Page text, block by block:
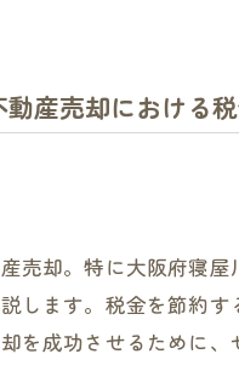
産売却における
売却。特に大阪府寝
します。税金を節約
を成功させるために、